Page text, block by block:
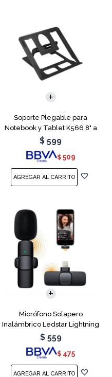
Soporte Plegable para
Notebook y Tablet K566 8" a
15.6"
$ 599
$ 509
Micrófono Solapero
Inalámbrico Ledstar Lightning
$ 559
$ 475